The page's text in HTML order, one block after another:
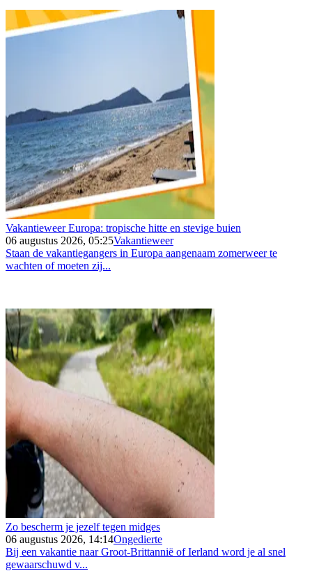
Vakantieweer Europa: tropische hitte en stevige buien
06 augustus 2026, 05:25Vakantieweer
Staan de vakantiegangers in Europa aangenaam zomerweer te
wachten of moeten zij...
Zo bescherm je jezelf tegen midges
06 augustus 2026, 14:14Ongedierte
Bij een vakantie naar Groot-Brittannië of Ierland word je al snel
gewaarschuwd v...